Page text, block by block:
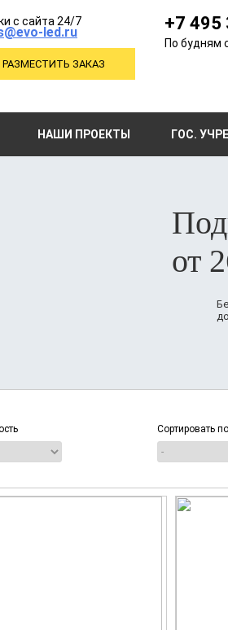
В ТЕЧЕНИИ 30
БЕСПЛАТНО
ДЛЯ
ФОРМУ
ЦЕНУ
с сайта 24/7
led.ru
РАЗМЕСТИТЬ ЗАКАЗ
+7 495
По будням
НАШИ ПРОЕКТЫ ГОС.
от
Сортировать